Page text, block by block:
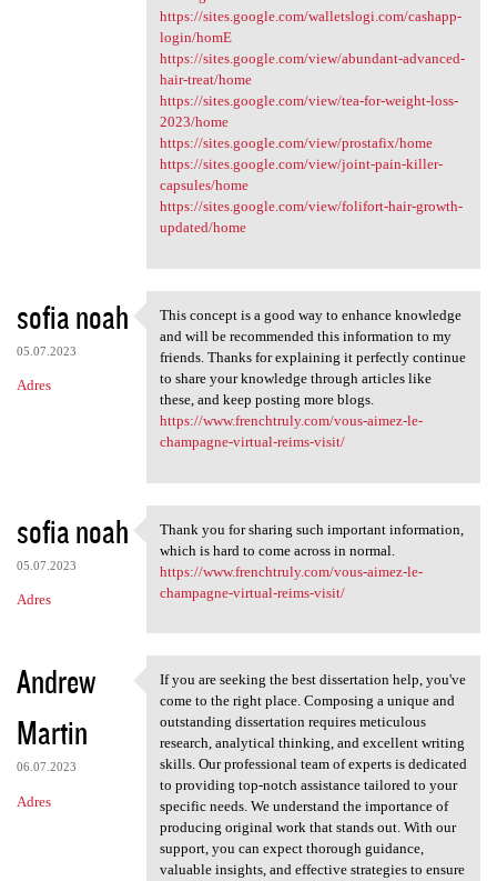
https://sites.google.com/walletslogi.com/cashapp-
login/homE
https://sites.google.com/view/abundant-advanced-
hair-treat/home
https://sites.google.com/view/tea-for-weight-loss-
2023/home
https://sites.google.com/view/prostafix/home
https://sites.google.com/view/joint-pain-killer-
capsules/home
https://sites.google.com/view/folifort-hair-growth-
updated/home
sofia noah
05.07.2023
Adres
This concept is a good way to
This concept is a good way to enhance knowledge
and will be recommended this information to my
friends. Thanks for explaining it perfectly continue
to share your knowledge through articles like
these, and keep posting more blogs.
https://www.frenchtruly.com/vous-aimez-le-
champagne-virtual-reims-visit/
sofia noah
05.07.2023
Adres
Thank you for sharing such
Thank you for sharing such important information,
which is hard to come across in normal.
https://www.frenchtruly.com/vous-aimez-le-
champagne-virtual-reims-visit/
Andrew
Martin
06.07.2023
Adres
If you are seeking the best
If you are seeking the best dissertation help, you've
come to the right place. Composing a unique and
outstanding dissertation requires meticulous
research, analytical thinking, and excellent writing
skills. Our professional team of experts is dedicated
to providing top-notch assistance tailored to your
specific needs. We understand the importance of
producing original work that stands out. With our
support, you can expect thorough guidance,
valuable insights, and effective strategies to ensure